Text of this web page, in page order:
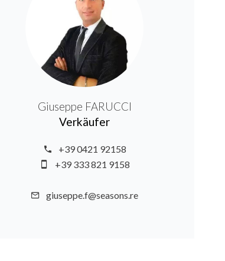
Giuseppe FARUCCI
Verkäufer
+39 0421 92158
+39 333 821 9158
giuseppe.f@seasons.re